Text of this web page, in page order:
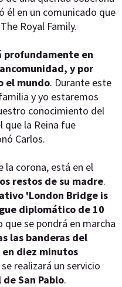
él en un comunicado que
Royal Family.
profundamente en
y por
el mundo. Durante este
y yo estaremos
conocimiento del
la Reina fue
Carlos.
la corona, está en el
restos de su madre.
'London Bridge is
diplomático de 10
se pondrá en marcha
las banderas del
diez minutos
realizará un servicio
San Pablo.